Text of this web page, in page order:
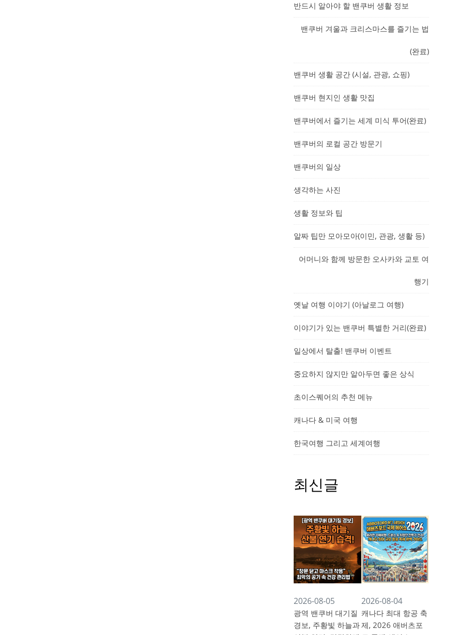
반드시 알아야 할 밴쿠버 생활 정보
밴쿠버 겨울과 크리스마스를 즐기는 법
(완료)
밴쿠버 생활 공간 (시설, 관광, 쇼핑)
밴쿠버 현지인 생활 맛집
밴쿠버에서 즐기는 세계 미식 투어(완료)
밴쿠버의 로컬 공간 방문기
밴쿠버의 일상
생각하는 사진
생활 정보와 팁
알짜 팁만 모아모아(이민, 관광, 생활 등)
어머니와 함께 방문한 오사카와 교토 여
행기
옛날 여행 이야기 (아날로그 여행)
이야기가 있는 밴쿠버 특별한 거리(완료)
일상에서 탈출! 밴쿠버 이벤트
중요하지 않지만 알아두면 좋은 상식
초이스퀘어의 추천 메뉴
캐나다 & 미국 여행
한국여행 그리고 세계여행
최신글
2026-08-05
광역 밴쿠버 대기질
경보, 주황빛 하늘과
2026-08-04
캐나다 최대 항공 축
제, 2026 애버츠포